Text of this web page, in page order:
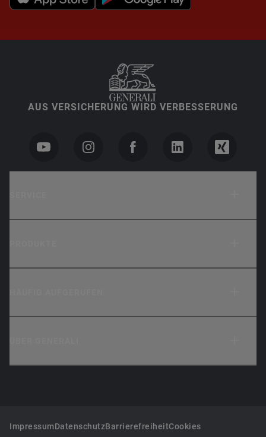
AUS VERSICHERUNG WIRD VERBESSERUNG
ImpressumDatenschutzBarrierefreiheitCookies